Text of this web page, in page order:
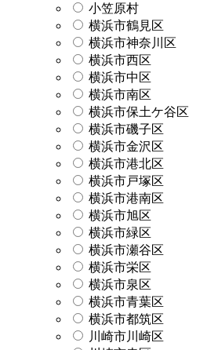
小笠原村
横浜市鶴見区
横浜市神奈川区
横浜市西区
横浜市中区
横浜市南区
横浜市保土ケ谷区
横浜市磯子区
横浜市金沢区
横浜市港北区
横浜市戸塚区
横浜市港南区
横浜市旭区
横浜市緑区
横浜市瀬谷区
横浜市栄区
横浜市泉区
横浜市青葉区
横浜市都筑区
川崎市川崎区